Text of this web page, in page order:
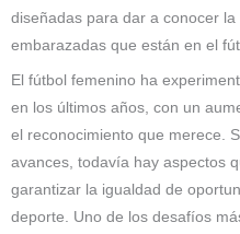
diseñadas para dar a conocer
embarazadas que están en el
El fútbol femenino ha
en los últimos años, con un
el reconocimiento que merece.
avances, todavía hay aspectos
garantizar la igualdad de
deporte. Uno de los desafíos